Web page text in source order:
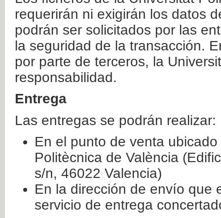
requerirán ni exigirán los datos
podrán ser solicitados por las
la seguridad de la transacción.
por parte de terceros, la
responsabilidad.
Entrega
Las entregas se podrán realizar:
En el punto de venta
Politècnica de València
s/n, 46022 Valencia)
En la dirección de envío que
servicio de entrega